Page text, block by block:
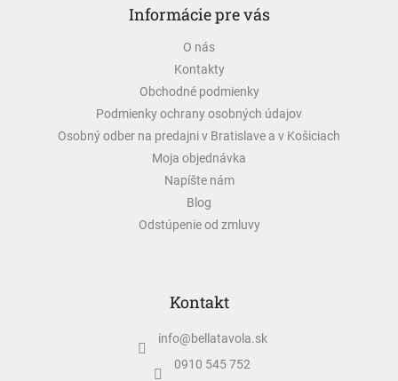
Informácie pre vás
O nás
Kontakty
Obchodné podmienky
Podmienky ochrany osobných údajov
Osobný odber na predajni v Bratislave a v Košiciach
Moja objednávka
Napíšte nám
Blog
Odstúpenie od zmluvy
Kontakt
info@bellatavola.sk
0910 545 752